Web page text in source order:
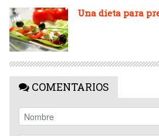
Una dieta para
COMENTARIOS